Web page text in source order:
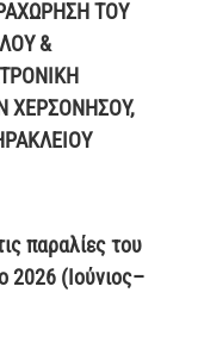
ΤΟΥ
&
ΧΕΡΣΟΝΗΣΟΥ,
παραλίες του
2026 (Ιούνιος–